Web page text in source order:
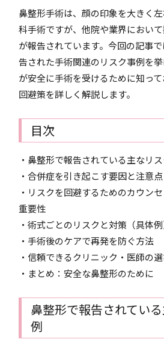
鼻整形手術は、顔の印象を大きく
科手術ですが、他院や業界におい
が報告されています。今回の記事
告された手術関連のリスク事例を
が安全に手術を受けるために知っ
回避策を詳しく解説します。
目次
・鼻整形で報告されている主なリ
・合併症を引き起こす要因と注意点
・リスクを回避するためのカウン
重要性
・術式ごとのリスクと対策（具体例
・手術後のケアで再発を防ぐ方法
・信頼できるクリニック・医師の
・まとめ：安全な鼻整形のために
鼻整形で報告されてい
例